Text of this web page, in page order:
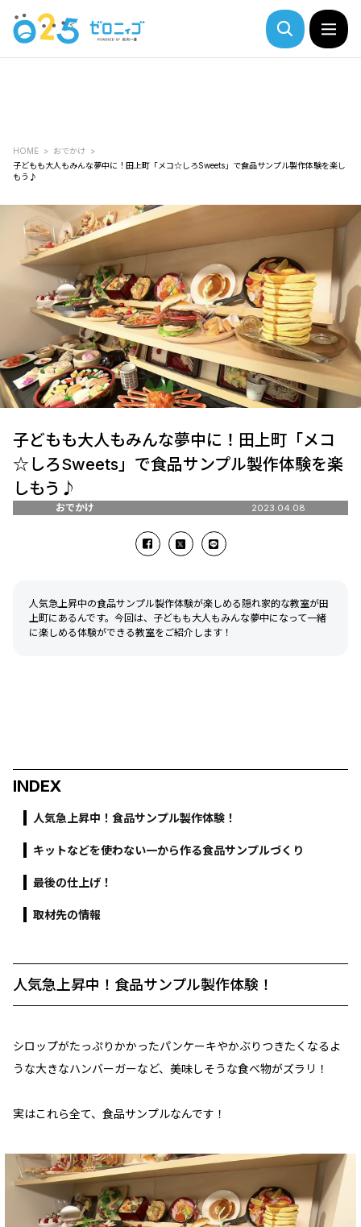
HOME
おでかけ
子どもも大人もみんな夢中に！田上町「メコ☆しろSweets」で食品サンプル製作体験を楽し
もう♪
子どもも大人もみんな夢中に！田上町「メコ
☆しろSweets」で食品サンプル製作体験を楽
しもう♪
おでかけ 2023.04.08
人気急上昇中の食品サンプル製作体験が楽しめる隠れ家的な教室が田
上町にあるんです。今回は、子どもも大人もみんな夢中になって一緒
に楽しめる体験ができる教室をご紹介します！
INDEX
人気急上昇中！食品サンプル製作体験！
キットなどを使わない一から作る食品サンプルづくり
最後の仕上げ！
取材先の情報
人気急上昇中！食品サンプル製作体験！
シロップがたっぷりかかったパンケーキやかぶりつきたくなるよ
うな大きなハンバーガーなど、美味しそうな食べ物がズラリ！
実はこれら全て、食品サンプルなんです！